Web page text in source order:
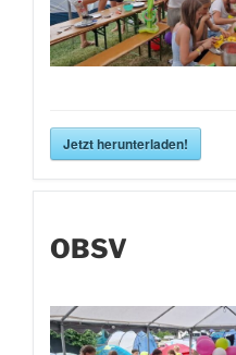
Jetzt herunterladen!
OBSV